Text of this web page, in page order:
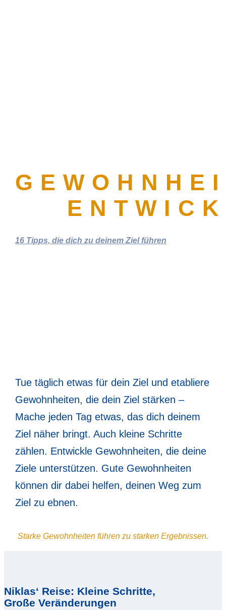
16 Tipps, die dich zu deinem Ziel führen
Tue täglich etwas für dein Ziel und etabliere
Gewohnheiten, die dein Ziel stärken –
Mache jeden Tag etwas, das dich deinem
Ziel näher bringt. Auch kleine Schritte
zählen. Entwickle Gewohnheiten, die deine
Ziele unterstützen. Gute Gewohnheiten
können dir dabei helfen, deinen Weg zum
Ziel zu ebnen.
Starke Gewohnheiten führen zu starken Ergebnissen.
Niklas‘ Reise: Kleine Schritte,
Große Veränderungen